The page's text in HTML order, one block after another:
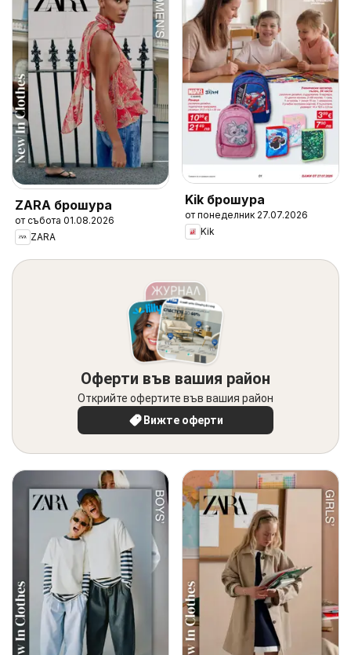
ZARA брошура
от събота 01.08.2026
ZARA
Kik брошура
от понеделник 27.07.2026
Kik
Оферти във вашия район
Открийте офертите във вашия район
Вижте оферти